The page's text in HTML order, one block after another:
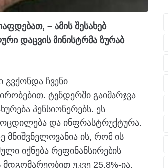
– ამის შესახებ
დაცვის მინისტრმა ზურაბ
ჩვენი
ტენდერში გაიმარჯვა
პენსიონერებს. ეს
და ინფრასტრუქტურა.
მნიშვნელოვანია ის, რომ ის
იქნება რეფინანსირების
მდგომარეობით უკვე 25,8%-ია,